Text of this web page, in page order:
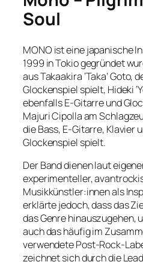
Soul
MONO ist eine japanische
1999 in Tokio gegründet
aus Takaakira ‘Taka’ Goto,
Glockenspiel spielt, Hideki
ebenfalls E-Gitarre und
Majuri Cipolla am
die Bass, E-Gitarre, Klavier
Glockenspiel spielt.
Der Band dienen laut
experimenteller,
Musikkünstler:innen als
erklärte jedoch, dass das
das Genre hinauszugehen,
auch das häufig im
verwendete Post-Rock-
zeichnet sich durch die